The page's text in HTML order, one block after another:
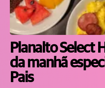
Planalto Select
da manhã
Pais